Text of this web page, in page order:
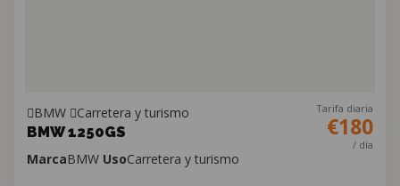
BMW
Carretera y turismo
BMW 1250GS
Tarifa diaria
€180
/ día
MarcaBMW UsoCarretera y turismo